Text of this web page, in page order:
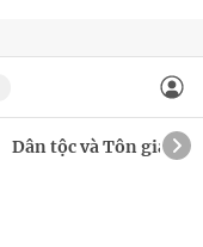
Dân tộc và Tôn giáo